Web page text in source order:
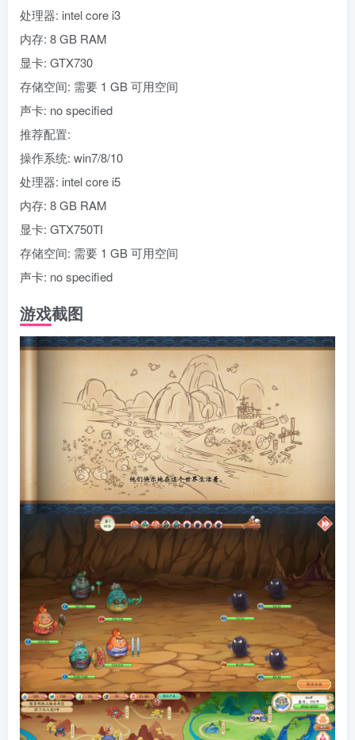
处理器: intel core i3
内存: 8 GB RAM
显卡: GTX730
存储空间: 需要 1 GB 可用空间
声卡: no specified
推荐配置:
操作系统: win7/8/10
处理器: intel core i5
内存: 8 GB RAM
显卡: GTX750TI
存储空间: 需要 1 GB 可用空间
声卡: no specified
游戏截图